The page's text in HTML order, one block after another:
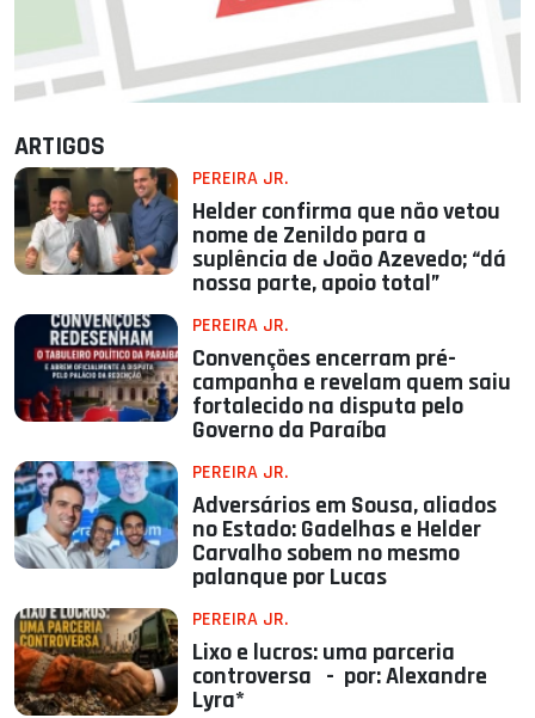
ARTIGOS
PEREIRA JR.
Helder confirma que não vetou
nome de Zenildo para a
suplência de João Azevedo; “dá
nossa parte, apoio total”
PEREIRA JR.
Convenções encerram pré-
campanha e revelam quem saiu
fortalecido na disputa pelo
Governo da Paraíba
PEREIRA JR.
Adversários em Sousa, aliados
no Estado: Gadelhas e Helder
Carvalho sobem no mesmo
palanque por Lucas
PEREIRA JR.
Lixo e lucros: uma parceria
controversa - por: Alexandre
Lyra*